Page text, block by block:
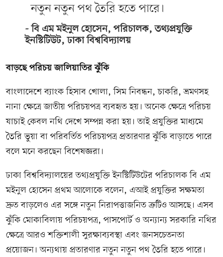
নতুন নতুন পথ তৈরি হতে পারে।
বি এম মইনুল হোসেন, পরিচালক, তথ্যপ্রযুক্তি
ইনস্টিটিউট, ঢাকা বিশ্ববিদ্যালয়
বাড়ছে পরিচয় জালিয়াতির ঝুঁকি
বাংলাদেশে ব্যাংক হিসাব খোলা, সিম নিবন্ধন, চাকরি, ভ্রমণসহ
নানা ক্ষেত্রে জাতীয় পরিচয়পত্র ব্যবহৃত হয়। অনেক ক্ষেত্রে পরিচয়
যাচাই কেবল নথি দেখে সম্পন্ন করা হয়। তাই প্রযুক্তির মাধ্যমে
তৈরি ভুয়া বা পরিবর্তিত পরিচয়পত্র প্রতারণার ঝুঁকি বাড়াতে পারে
বলে মনে করছেন বিশেষজ্ঞরা।
ঢাকা বিশ্ববিদ্যালয়ের তথ্যপ্রযুক্তি ইনস্টিটিউটের পরিচালক বি এম
মইনুল হোসেন প্রথম আলোকে বলেন, এআই প্রযুক্তির সক্ষমতা
দ্রুত বাড়লেও এর সঙ্গে নতুন নিরাপত্তাজনিত ত্রুটিও আসছে। এসব
ঝুঁকি মোকাবিলায় পরিচয়পত্র, পাসপোর্ট ও অন্যান্য সরকারি নথির
ক্ষেত্রে আরও শক্তিশালী সুরক্ষাব্যবস্থা এবং জনসচেতনতা
প্রয়োজন। অন্যথায় প্রতারণার নতুন নতুন পথ তৈরি হতে পারে।